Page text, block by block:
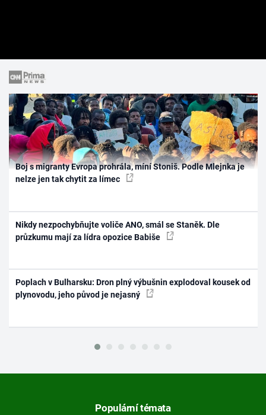
Boj s migranty Evropa prohrála, míní Stoniš. Podle Mlejnka je
nelze jen tak chytit za límec
Nikdy nezpochybňujte voliče ANO, smál se Staněk. Dle
průzkumu mají za lídra opozice Babiše
Poplach v Bulharsku: Dron plný výbušnin explodoval kousek od
plynovodu, jeho původ je nejasný
Populární témata